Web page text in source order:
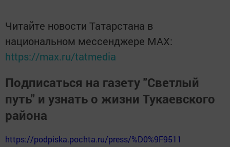
Читайте новости Татарстана в
национальном мессенджере MАХ:
https://max.ru/tatmedia
Подписаться на газету "Светлый
путь" и узнать о жизни Тукаевского
района
https://podpiska.pochta.ru/press/%D0%9F9511